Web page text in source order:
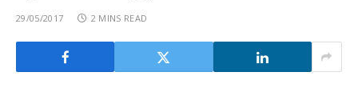
29/05/2017 2 MINS READ